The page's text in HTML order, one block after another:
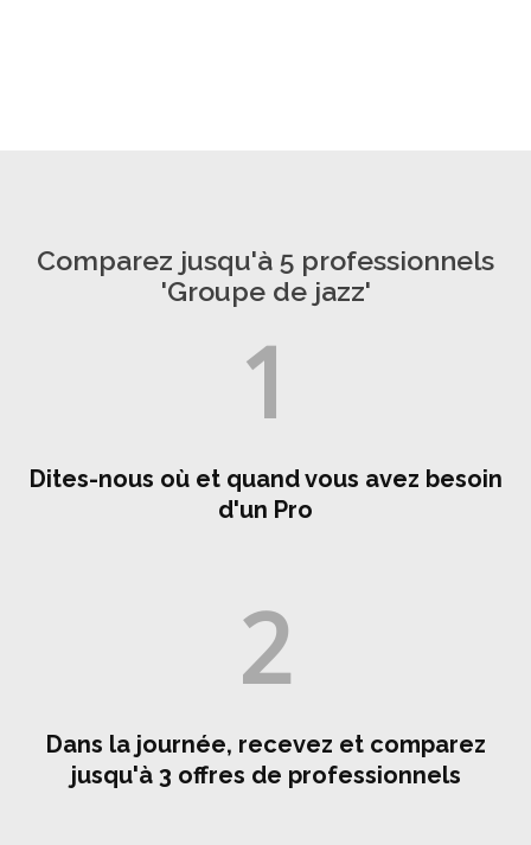
Comparez jusqu'à 5 professionnels
'Groupe de jazz'
1
Dites-nous où et quand vous avez besoin
d'un Pro
2
Dans la journée, recevez et comparez
jusqu'à 3 offres de professionnels